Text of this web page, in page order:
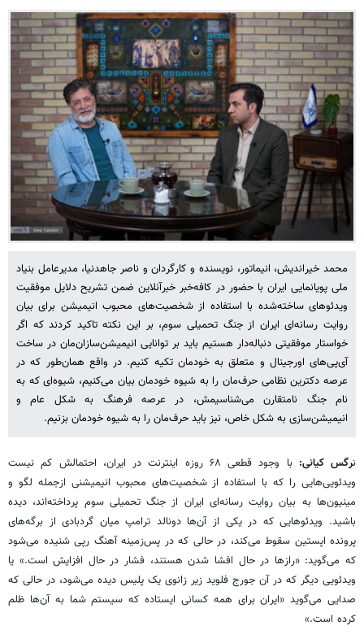
محمد خیراندیش، انیماتور، نویسنده و کارگردان و ناصر جاهدنیا، مدیرعامل بنیاد
ملی پویانمایی ایران با حضور در کافه‌خبر خبرآنلاین ضمن تشریح دلایل موفقیت
ویدئوهای ساخته‌شده با استفاده از شخصیت‌های محبوب انیمیشن برای بیان
روایت رسانه‌ای ایران از جنگ تحمیلی سوم، بر این نکته تاکید کردند که اگر
خواستار موفقیتی دنباله‌دار هستیم باید بر توانایی‌ انیمیشن‌سازان‌مان در ساخت
آی‌پی‌های اورجینال و متعلق به خودمان تکیه کنیم. در واقع همان‌طور که در
عرصه دکترین نظامی حرف‌مان را به شیوه خودمان بیان می‌کنیم، شیوه‌ای که به
نام جنگ نامتقارن می‌شناسیمش، در عرصه فرهنگ به شکل عام و
انیمیشن‌سازی به شکل خاص، نیز باید حرف‌مان را به شیوه خودمان بزنیم.
نرگس کیانی:
با وجود قطعی ۶۸ روزه اینترنت در ایران، احتمالش کم نیست
ویدئویی‌هایی را که با استفاده از شخصیت‌های محبوب انیمیشنی ازجمله لگو و
مینیون‌ها به بیان روایت رسانه‌ای ایران از جنگ تحمیلی سوم پرداخته‌اند، دیده‌
باشید. ویدئوهایی که در یکی از آن‌ها دونالد ترامپ میان گردبادی از برگه‌های
پرونده اپستین سقوط می‌کند، در حالی که در پس‌زمینه آهنگ رپی شنیده می‌شود
که می‌گوید: «رازها در حال افشا شدن‌ هستند، فشار در حال افزایش است.» یا
ویدئویی دیگر که در آن جورج فلوید زیر زانوی یک پلیس دیده می‌شود، در حالی که
صدایی می‌گوید «ایران برای همه کسانی ایستاده که سیستم شما به آن‌ها ظلم
کرده است.»